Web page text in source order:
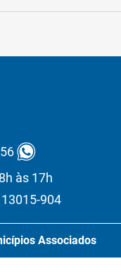
às 17h
904
Associados